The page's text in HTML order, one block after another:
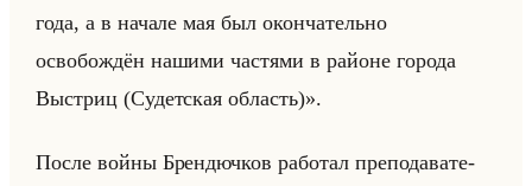
года, а в начале мая был окончательно
освобождён нашими частями в районе города
Выстриц (Судетская область)».
После войны Брен­дюч­ков ра­бо­тал пре­по­да­ва­те­